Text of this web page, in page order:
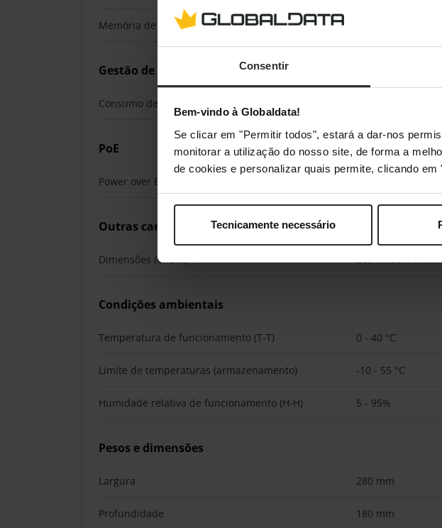
Consentir
Bem-vindo à Globaldata!
Se clicar em "Permitir todos", estará a dar-nos
monitorar a utilização do nosso site, de forma a
de cookies e personalizar quais permite, clicando em
Tecnicamente necessário
Memória de pacote armazenada
Gestão de energia
Consumo de energia (típico)
PoE
Power over Ethernet (PoE)
Outras características
Dimensões (CxLxA) 280 x 180 x 44
Condições ambientais
Temperatura de funcionamento (T-T) 0 - 40 °C
Limite de temperaturas (armazenamento) -10 - 55 °C
Humidade relativa de funcionamento (H-H) 5 - 95%
Pesos e dimensões
Largura 280 mm
Profundidade 180 mm